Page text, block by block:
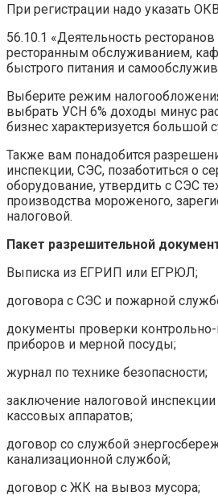
При регистрации надо указать
56.10.1 «Деятельность
ресторанным обслуживанием,
быстрого питания и
Выберите режим
выбрать УСН 6% доходы минус
бизнес характеризуется большой
Также вам понадобится
инспекции, СЭС, позаботиться о
оборудование, утвердить с СЭС
производства мороженого,
налоговой.
Пакет разрешительной
Выписка из ЕГРИП или ЕГРЮЛ;
договора с СЭС и пожарной
документы проверки
приборов и мерной посуды;
журнал по технике безопасности;
заключение налоговой инспекции
кассовых аппаратов;
договор со службой
канализационной службой;
договор с ЖК на вывоз мусора;